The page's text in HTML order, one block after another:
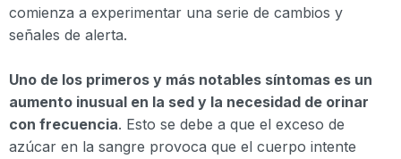
comienza a experimentar una serie de cambios y
señales de alerta.
Uno de los primeros y más notables síntomas es un
aumento inusual en la sed y la necesidad de orinar
con frecuencia. Esto se debe a que el exceso de
azúcar en la sangre provoca que el cuerpo intente